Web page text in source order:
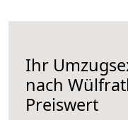
Ihr
nach
Preiswert